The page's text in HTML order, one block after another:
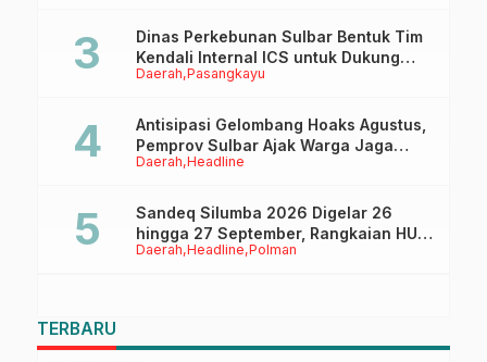
Daerah Pasangkayu
Dinas Perkebunan Sulbar Bentuk Tim
Kendali Internal ICS untuk Dukung
Sertifikasi ISPO Pekebun di
Daerah Headline
Antisipasi Gelombang Hoaks Agustus,
Pemprov Sulbar Ajak Warga Jaga
Ruang Digital
Daerah Headline Polman
Sandeq Silumba 2026 Digelar 26
hingga 27 September, Rangkaian HUT
Sulbar
TERBARU